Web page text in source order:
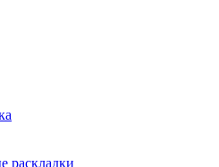
раскладки